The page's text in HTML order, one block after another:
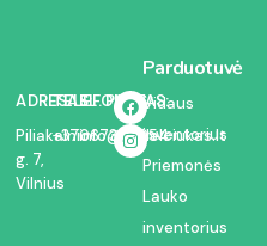
ADRESAS:
Piliakalnio
g. 7,
Vilnius
TELEFONAS:
+37067350054
EL. PAŠTAS:
info@kodelciukas.lt
Parduotuvė
Vidaus
inventorius
Priemonės
Lauko
inventorius